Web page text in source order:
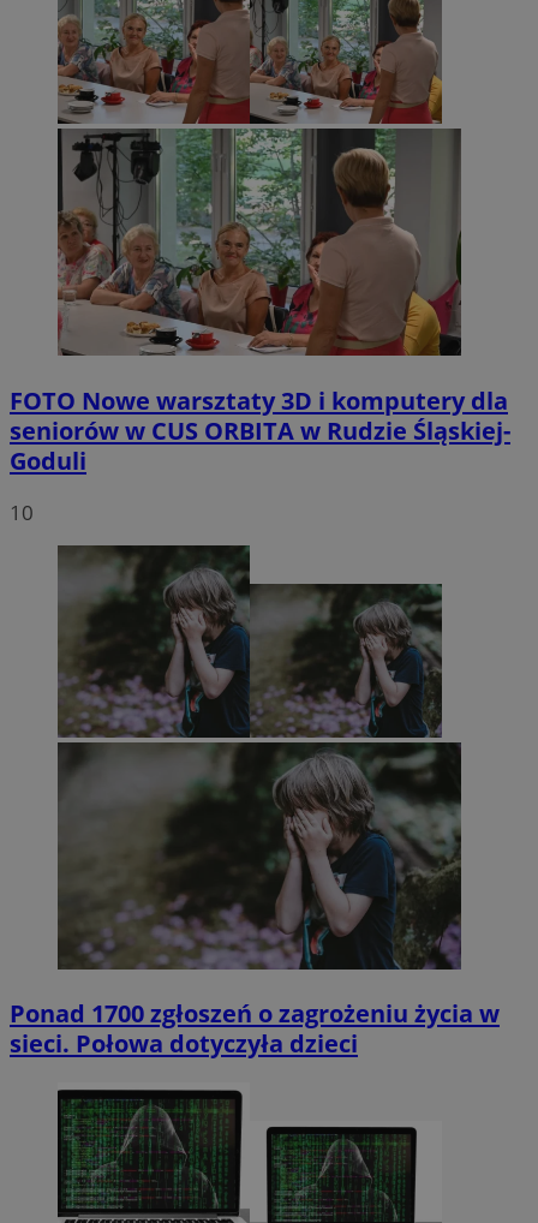
FOTO Nowe warsztaty 3D i komputery dla
seniorów w CUS ORBITA w Rudzie Śląskiej-
Goduli
10
Ponad 1700 zgłoszeń o zagrożeniu życia w
sieci. Połowa dotyczyła dzieci